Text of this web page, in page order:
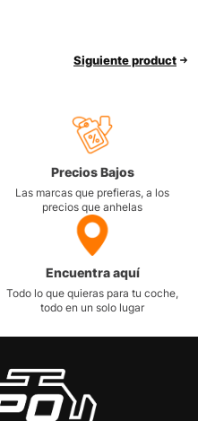
Siguiente product
Precios Bajos
Las marcas que prefieras, a los
precios que anhelas
Encuentra aquí
Todo lo que quieras para tu coche,
todo en un solo lugar